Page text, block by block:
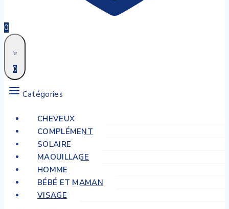
0
0
Catégories
CHEVEUX
COMPLÉMENT
SOLAIRE
MAQUILLAGE
HOMME
BÉBÉ ET MAMAN
VISAGE